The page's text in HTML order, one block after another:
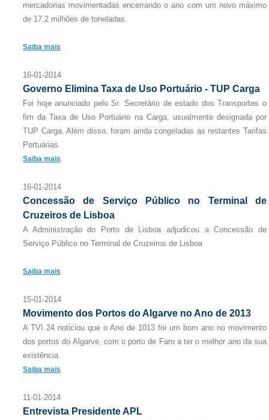
mercadorias movimentadas encerrando o ano com um novo máximo
de 17,2 milhões de toneladas.
Saiba mais
16-01-2014
Governo Elimina Taxa de Uso Portuário - TUP Carga
Foi hoje anunciado pelo Sr. Secretário de estado dos Transportes o
fim da Taxa de Uso Portuário na Carga, usualmente designada por
TUP Carga. Além disso, foram ainda congeladas as restantes Tarifas
Portuárias.
Saiba mais
16-01-2014
Concessão de Serviço Público no Terminal de
Cruzeiros de Lisboa
A Administração do Porto de Lisboa adjudicou a Concessão de
Serviço Público no Terminal de Cruzeiros de Lisboa
Saiba mais
15-01-2014
Movimento dos Portos do Algarve no Ano de 2013
A TVI 24 noticiou que o Ano de 1013 foi um bom ano no movimento
dos portos do Algarve, com o porto de Faro a ter o melhor ano da sua
existência.
Saiba mais
11-01-2014
Entrevista Presidente APL